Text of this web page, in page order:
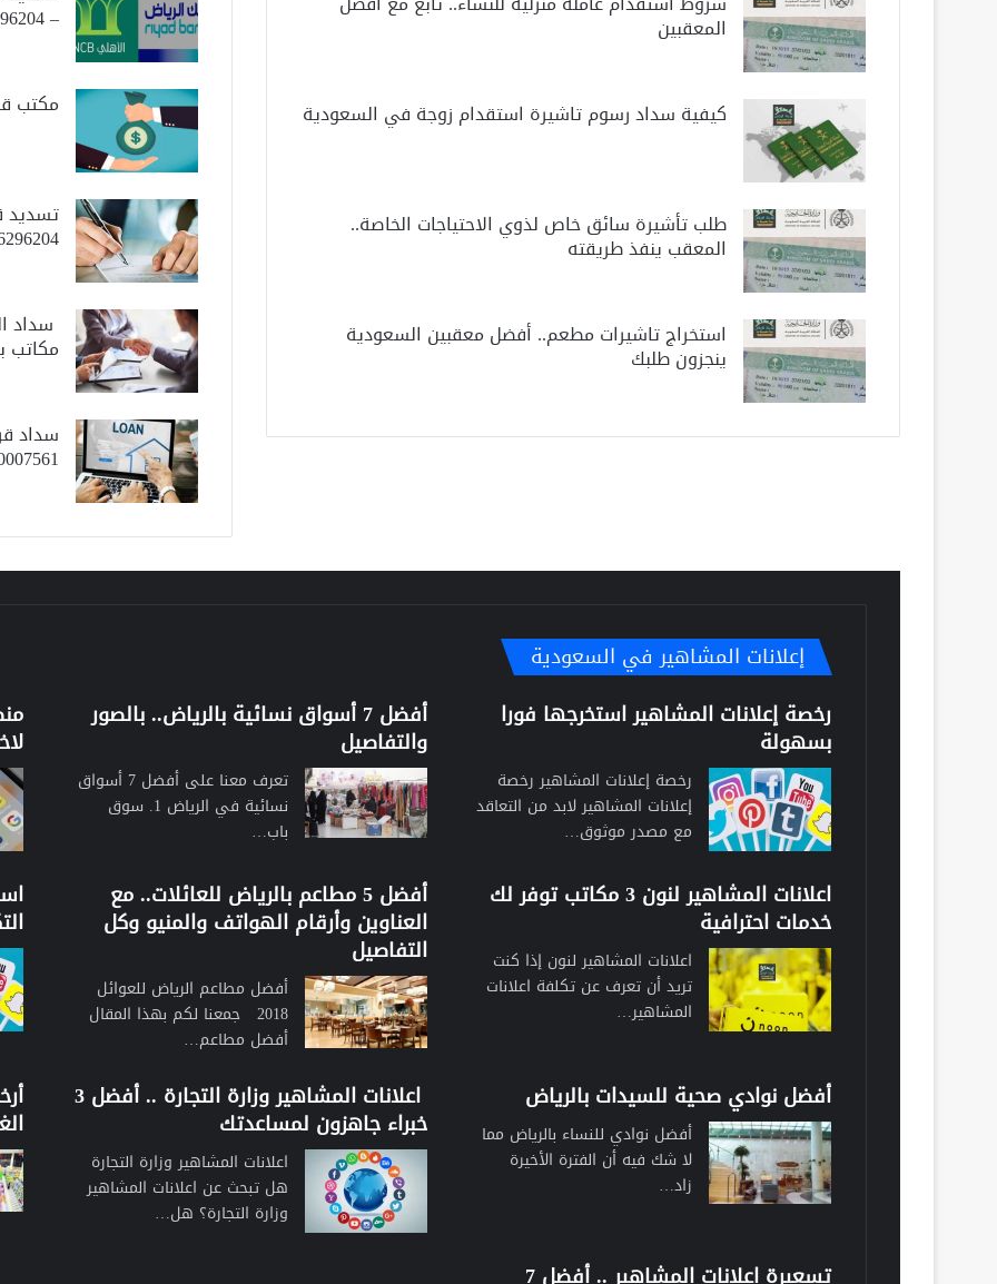
المعقبين
كيفية سداد رسوم تاشيرة استقدام زوجة في السعودية
طلب تأشيرة سائق خاص لذوي الاحتياجات الخاصة..
المعقب ينفذ طريقته
استخراج تاشيرات مطعم.. أفضل معقبين السعودية
ينجزون طلبك
– 0556296204
مكتب قروض
مكاتب بالرياض
– 0556296204
إعلانات المشاهير في السعودية
رخصة إعلانات المشاهير استخرجها فورا
بسهولة
رخصة إعلانات المشاهير رخصة
إعلانات المشاهير لابد من التعاقد
مع مصدر موثوق…
أفضل 7 أسواق نسائية بالرياض.. بالصور
والتفاصيل
تعرف معنا على أفضل 7 أسواق
نسائية في الرياض 1. سوق
باب…
اعلانات المشاهير لنون 3 مكاتب توفر لك
خدمات احترافية
اعلانات المشاهير لنون إذا كنت
تريد أن تعرف عن تكلفة اعلانات
المشاهير…
أفضل 5 مطاعم بالرياض للعائلات.. مع
العناوين وأرقام الهواتف والمنيو وكل
التفاصيل
أفضل مطاعم الرياض للعوائل
2018 جمعنا لكم بهذا المقال
أفضل مطاعم…
أفضل نوادي صحية للسيدات بالرياض
أفضل نوادي للنساء بالرياض مما
لا شك فيه أن الفترة الأخيرة
زاد…
اعلانات المشاهير وزارة التجارة .. أفضل 3
خبراء جاهزون لمساعدتك
اعلانات المشاهير وزارة التجارة
هل تبحث عن اعلانات المشاهير
وزارة التجارة؟ هل…
تسعيرة اعلانات المشاهير .. أفضل 7